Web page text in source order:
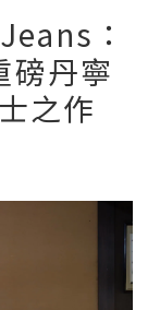
：
磅丹寧
之作